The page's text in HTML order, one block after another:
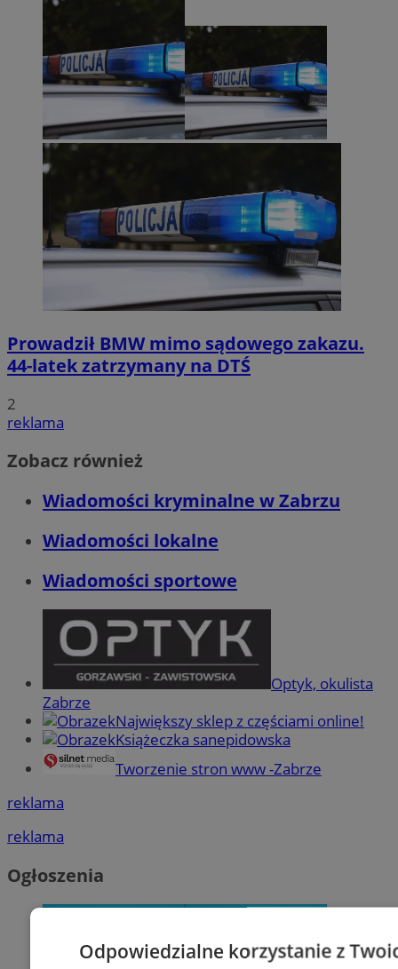
Prowadził BMW mimo sądowego zakazu.
44-latek zatrzymany na DTŚ
2
reklama
Zobacz również
Wiadomości kryminalne w Zabrzu
Wiadomości lokalne
Wiadomości sportowe
Optyk, okulista
Zabrze
Największy sklep z częściami online!
Książeczka sanepidowska
Tworzenie stron www -Zabrze
reklama
reklama
Ogłoszenia
Odpowiedzialne korzystanie z